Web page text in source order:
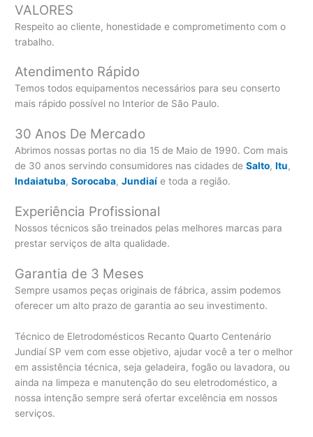
VALORES
Respeito ao cliente, honestidade e comprometimento com o
trabalho.
Atendimento Rápido
Temos todos equipamentos necessários para seu conserto
mais rápido possível no Interior de São Paulo.
30 Anos De Mercado
Abrimos nossas portas no dia 15 de Maio de 1990. Com mais
de 30 anos servindo consumidores nas cidades deSalto,Itu,
Indaiatuba,Sorocaba,Jundiaí e toda a região.
Experiência Profissional
Nossos técnicos são treinados pelas melhores marcas para
prestar serviços de alta qualidade.
Garantia de 3 Meses
Sempre usamos peças originais de fábrica, assim podemos
oferecer um alto prazo de garantia ao seu investimento.
Técnico de Eletrodomésticos Recanto Quarto Centenário
Jundiaí SP vem com esse objetivo, ajudar você a ter o melhor
em assistência técnica, seja geladeira, fogão ou lavadora, ou
ainda na limpeza e manutenção do seu eletrodoméstico, a
nossa intenção sempre será ofertar excelência em nossos
serviços.